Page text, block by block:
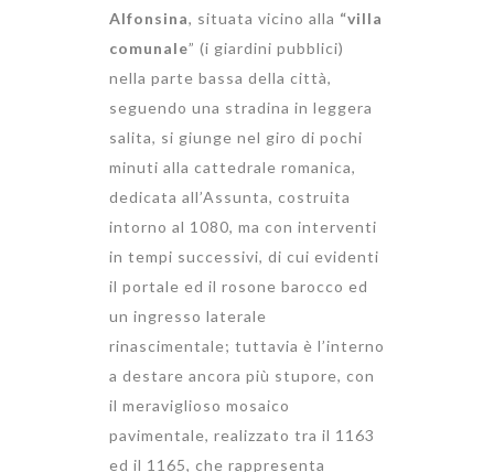
Alfonsina, situata vicino alla “villa
comunale” (i giardini pubblici)
nella parte bassa della città,
seguendo una stradina in leggera
salita, si giunge nel giro di pochi
minuti alla cattedrale romanica,
dedicata all’Assunta, costruita
intorno al 1080, ma con interventi
in tempi successivi, di cui evidenti
il portale ed il rosone barocco ed
un ingresso laterale
rinascimentale; tuttavia è l’interno
a destare ancora più stupore, con
il meraviglioso mosaico
pavimentale, realizzato tra il 1163
ed il 1165, che rappresenta